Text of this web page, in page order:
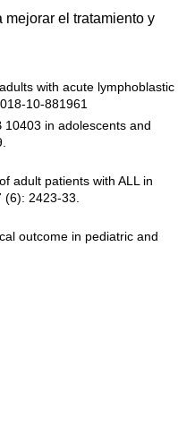
el tratamiento y
with acute lymphoblastic
10-881961
10403 in adolescents and
adult patients with ALL in
2423-33.
outcome in pediatric and